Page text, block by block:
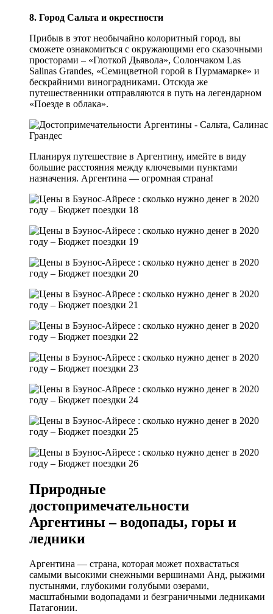
8. Город Сальта и окрестности
Прибыв в этот необычайно колоритный город, вы
сможете ознакомиться с окружающими его сказочными
просторами – «Глоткой Дьявола», Солончаком Las
Salinas Grandes, «Семицветной горой в Пурмамарке» и
бескрайними виноградниками. Отсюда же
путешественники отправляются в путь на легендарном
«Поезде в облака».
Планируя путешествие в Аргентину, имейте в виду
большие расстояния между ключевыми пунктами
назначения. Аргентина — огромная страна!
Природные
достопримечательности
Аргентины – водопады, горы и
ледники
Аргентина — страна, которая может похвастаться
самыми высокими снежными вершинами Анд, рыжими
пустынями, глубокими голубыми озерами,
масштабными водопадами и безграничными ледниками
Патагонии.